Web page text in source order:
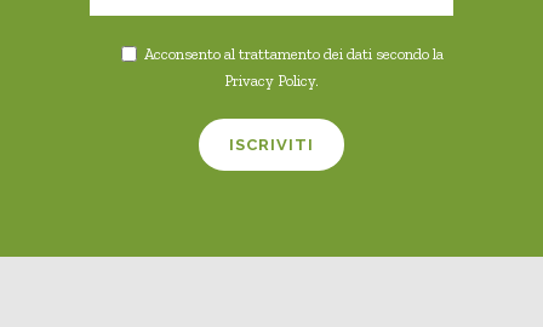
Acconsento al trattamento dei dati secondo la
Privacy Policy.